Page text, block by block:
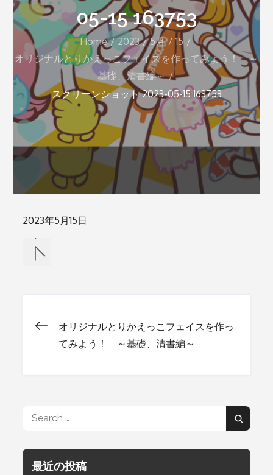
05-15 163753
Home 2023 5月
15
オリジナルとりかえっこフェイスを作ってみよう！ ～
基礎、清書編～
スクリーンショット 2023-05-15 163753
Posted
2023年5月15日
投
ナ
ビ
オリジナルとりかえっこフェイスを作っ
てみよう！ ～基礎、清書編～
Search
Search
最近の投稿